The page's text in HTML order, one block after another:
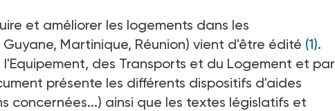
et améliorer les logements dans les
Martinique, Réunion) vient d'être édité (1).
des Transports et du Logement et par
présente les différents dispositifs d'aides
concernées...) ainsi que les textes législatifs et